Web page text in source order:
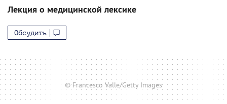
Лекция о медицинской лексике
Обсудить
© Francesco Valle/Getty Images